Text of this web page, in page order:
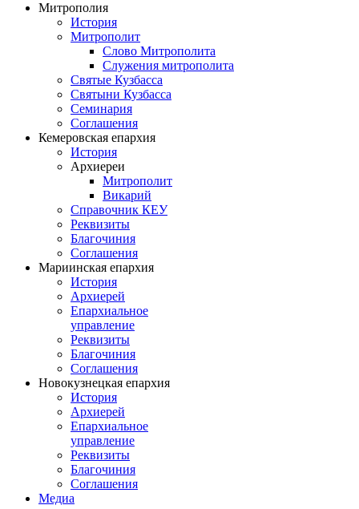
Митрополия
История
Митрополит
Слово Митрополита
Служения митрополита
Святые Кузбасса
Святыни Кузбасса
Семинария
Соглашения
Кемеровская епархия
История
Архиереи
Митрополит
Викарий
Справочник КЕУ
Реквизиты
Благочиния
Соглашения
Мариинская епархия
История
Архиерей
Епархиальное
управление
Реквизиты
Благочиния
Соглашения
Новокузнецкая епархия
История
Архиерей
Епархиальное
управление
Реквизиты
Благочиния
Соглашения
Медиа